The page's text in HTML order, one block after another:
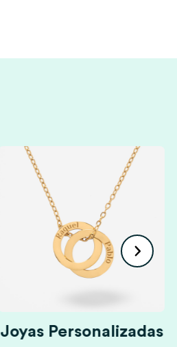
Joyas Personalizadas